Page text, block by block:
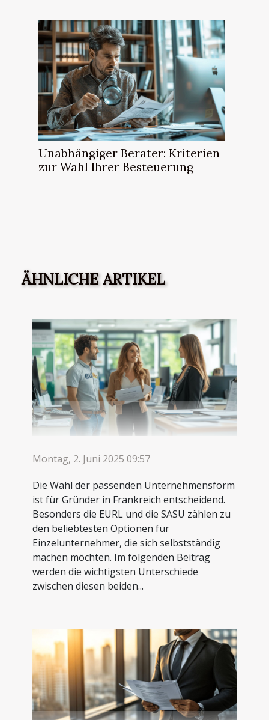
Unabhängiger Berater: Kriterien
zur Wahl Ihrer Besteuerung
ÄHNLICHE ARTIKEL
Montag, 2. Juni 2025 09:57
Die Wahl der passenden Unternehmensform
ist für Gründer in Frankreich entscheidend.
Besonders die EURL und die SASU zählen zu
den beliebtesten Optionen für
Einzelunternehmer, die sich selbstständig
machen möchten. Im folgenden Beitrag
werden die wichtigsten Unterschiede
zwischen diesen beiden...